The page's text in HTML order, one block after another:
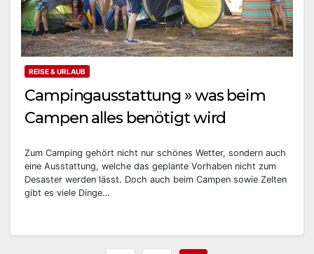
REISE & URLAUB
Campingausstattung » was beim
Campen alles benötigt wird
Zum Camping gehört nicht nur schönes Wetter, sondern auch
eine Ausstattung, welche das geplante Vorhaben nicht zum
Desaster werden lässt. Doch auch beim Campen sowie Zelten
gibt es viele Dinge…